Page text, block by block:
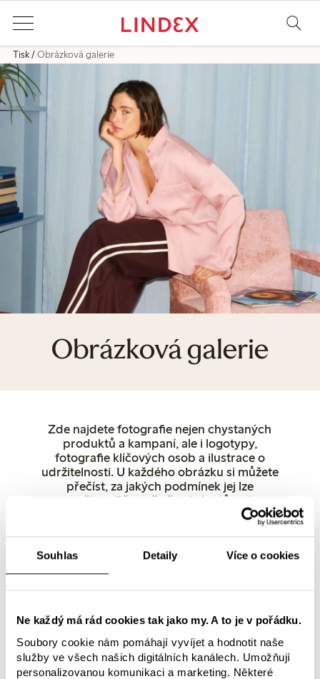
Souhlas Detaily Více o cookies
Ne každý má rád cookies tak jako my. A to je v pořádku.
Soubory cookie nám pomáhají vyvíjet a hodnotit naše
služby ve všech našich digitálních kanálech. Umožňují
personalizovanou komunikaci a marketing. Některé
Tisk Obrázková galerie
Obrázková galerie
Zde najdete fotografie nejen chystaných
produktů a kampaní, ale i logotypy,
fotografie klíčových osob a ilustrace o
udržitelnosti. U každého obrázku si můžete
přečíst, za jakých podmínek jej lze
používat. Při zveřejňování z důvodu
autorských práv uveďte jako zdroj
Pokud máte dotazy, neváhejte se obrátit
Popřední osoby a mluvčí Prodejny
Logotypy